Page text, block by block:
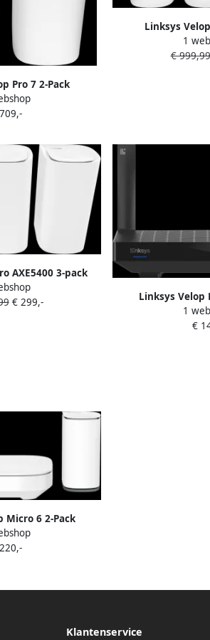
Pro 7 2-Pack
Linksys
1
€ 999,99
AXE5400 3-pack
€ 299,-
Linksys
1
€
Micro 6 2-Pack
Klantenservice